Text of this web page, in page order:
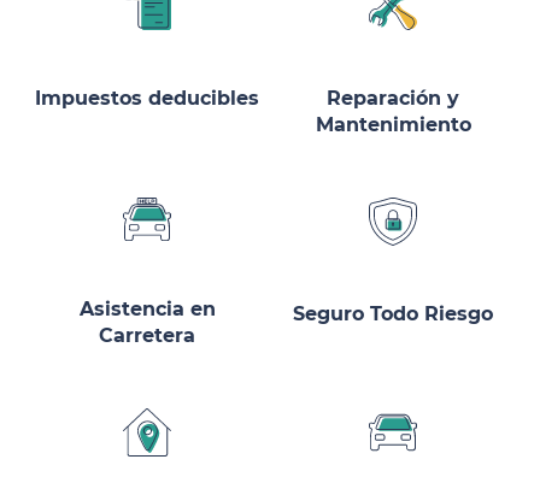
Impuestos deducibles
Reparación y
Mantenimiento
Asistencia en
Carretera
Seguro Todo Riesgo